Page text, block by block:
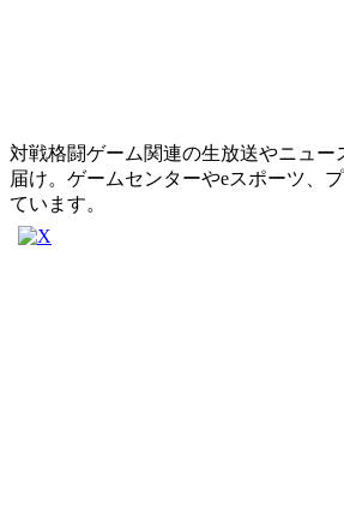
対戦格闘ゲーム関連の生放送やニュー
届け。ゲームセンターやeスポーツ、
ています。